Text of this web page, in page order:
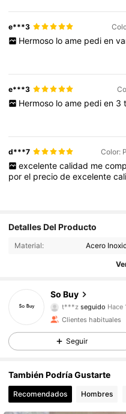
e***3
Hermoso lo ame pedi en
e***3
Hermoso lo ame pedi en 3
d***7 Color:
excelente calidad me
porel preciodeexcelente
Detalles Del Producto
Material: Acero
So Buy
4.89 4.6K Seguidores
t***z seguido Hace
4.89
4.6K
4.89 4.6K Seguidores
4.89 4.6K Seguidores
Clientes habituales
Seguir
También Podría Gustarte
Recomendados Hombres